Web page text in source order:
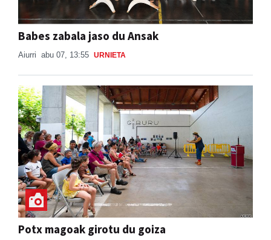
Babes zabala jaso du Ansak
Aiurri abu 07, 13:55 URNIETA
Potx magoak girotu du goiza